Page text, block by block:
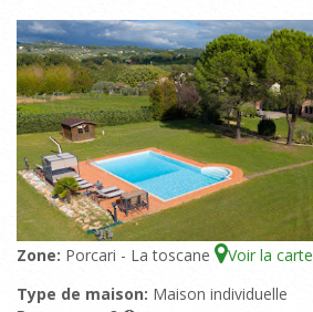
Zone: Porcari - La toscane Voir la carte
Type de maison: Maison individuelle